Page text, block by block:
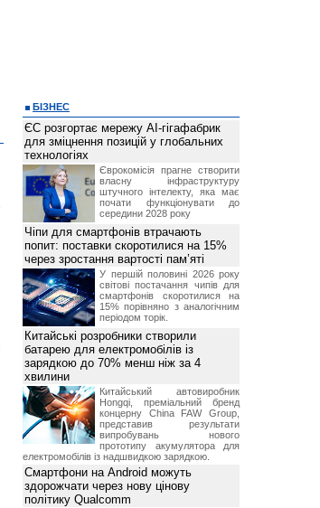
БІЗНЕС
ЄС розгортає мережу AI-гігафабрик
для зміцнення позицій у глобальних
технологіях
Єврокомісія прагне створити
власну інфраструктуру
штучного інтелекту, яка має
почати функціонувати до
середини 2028 року
Чіпи для смартфонів втрачають
попит: поставки скоротилися на 15%
через зростання вартості пам’яті
У першій половині 2026 року
світові постачання чипів для
смартфонів скоротилися на
15% порівняно з аналогічним
періодом торік.
Китайські розробники створили
батарею для електромобілів із
зарядкою до 70% менш ніж за 4
хвилини
Китайський автовиробник
Hongqi, преміальний бренд
концерну China FAW Group,
представив результати
випробувань нового
прототипу акумулятора для
електромобілів із надшвидкою зарядкою.
Смартфони на Android можуть
здорожчати через нову цінову
політику Qualcomm